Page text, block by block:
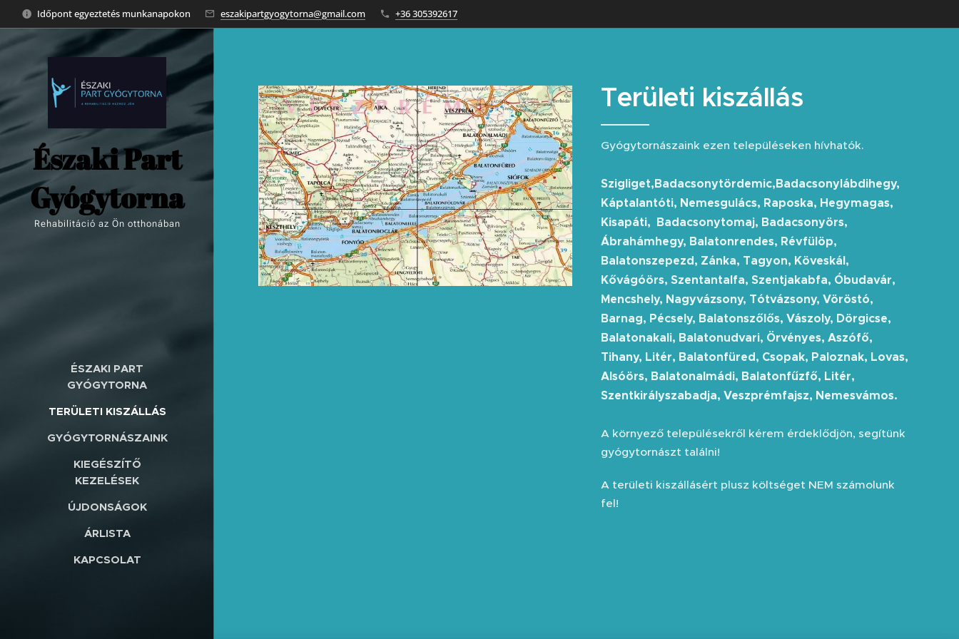
Időpont egyeztetés munkanapokon eszakipartgyogytorna@gmail.com +36 305392617
Északi Part
Gyógytorna
Gyógytorna
Rehabilitáció az Ön otthonában
ÉSZAKI PART
GYÓGYTORNA
TERÜLETI KISZÁLLÁS
GYÓGYTORNÁSZAINK
KIEGÉSZÍTŐ
KEZELÉSEK
ÚJDONSÁGOK
ÁRLISTA
KAPCSOLAT
Területi kiszállás
Gyógytornászaink ezen településeken hívhatók.
Szigliget,Badacsonytördemic,Badacsonylábdihegy,
Káptalantóti, Nemesgulács, Raposka, Hegymagas,
Kisapáti, Badacsonytomaj, Badacsonyörs,
Ábrahámhegy, Balatonrendes, Révfülöp,
Balatonszepezd, Zánka, Tagyon, Köveskál,
Kővágóörs, Szentantalfa, Szentjakabfa, Óbudavár,
Mencshely, Nagyvázsony, Tótvázsony, Vöröstó,
Barnag, Pécsely, Balatonszőlős, Vászoly, Dörgicse,
Balatonakali, Balatonudvari, Örvényes, Aszófő,
Tihany, Litér, Balatonfüred, Csopak, Paloznak, Lovas,
Alsóörs, Balatonalmádi, Balatonfűzfő, Litér,
Szentkirályszabadja, Veszprémfajsz, Nemesvámos.
A környező településekről kérem érdeklődjön, segítünk
gyógytornászt találni!
A területi kiszállásért plusz költséget NEM számolunk
fel!